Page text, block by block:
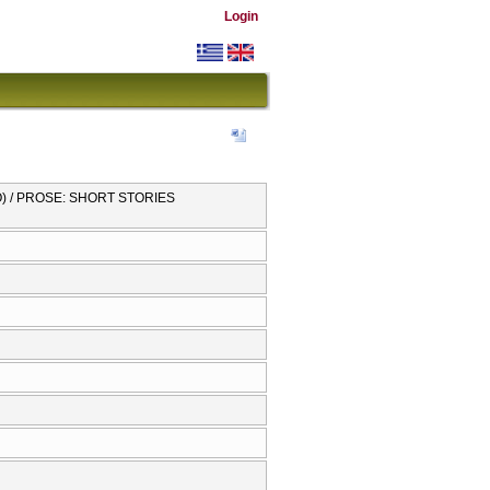
Login
SHORT STORIES